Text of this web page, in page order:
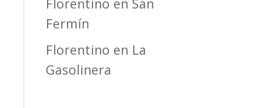
Florentino en San
Fermín
Florentino en La
Gasolinera